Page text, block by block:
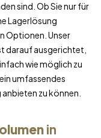
sind. Ob Sie nur für
Lagerlösung
Optionen. Unser
darauf ausgerichtet,
wie möglich zu
umfassendes
anbieten zu können.
in